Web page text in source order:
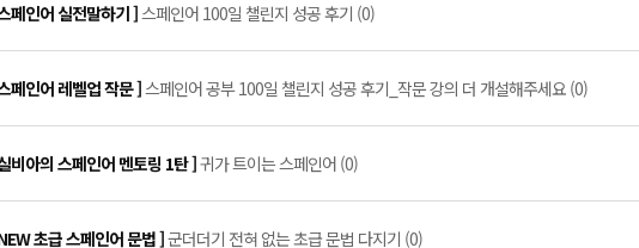
페인어 실전말하기 ]스페인어 100일 챌린지 성공 후기 (0)
페인어 레벨업 작문 ]스페인어 공부 100일 챌린지 성공 후기_작문 강의 더 개설해주세요 (0)
비아의 스페인어 멘토링 1탄 ]귀가 트이는 스페인어 (0)
초급 스페인어 문법 ]군더더기 전혀 없는 초급 문법 다지기 (0)